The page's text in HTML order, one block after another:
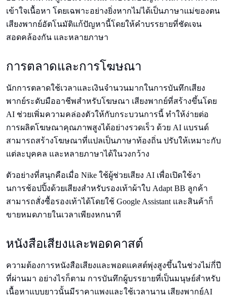
เข้าใจเนื้อหา โดยเฉพาะอย่างยิ่งหากไม่ได้เป็นภาษาแม่ของตน
เสียงพากย์อัตโนมัติแก้ปัญหานี้โดยให้คําบรรยายที่ชัดเจน
สอดคล้องกัน และหลายภาษา
การตลาดและการโฆษณา
นักการตลาดใช้เวลาและเงินจํานวนมากในการบันทึกเสียง
พากย์ระดับมืออาชีพสําหรับโฆษณา เสียงพากย์ที่สร้างขึ้นโดย
AI ช่วยเพิ่มความคล่องตัวให้กับกระบวนการนี้ ทําให้ง่ายต่อ
การผลิตโฆษณาคุณภาพสูงได้อย่างรวดเร็ว ด้วย AI แบรนด์
สามารถสร้างโฆษณาที่แปลเป็นภาษาท้องถิ่น ปรับให้เหมาะกับ
แต่ละบุคคล และหลายภาษาได้ในวงกว้าง
ตัวอย่างที่สนุกคือเมื่อ Nike ใช้ผู้ช่วยเสียง AI เพื่อเปิดใช้งา
นการช้อปปิ้งด้วยเสียงสําหรับรองเท้าผ้าใบ Adapt BB ลูกค้า
สามารถสั่งซื้อรองเท้าได้โดยใช้ Google Assistant และสินค้าก็
ขายหมดภายในเวลาเพียงหกนาที
หนังสือเสียงและพอดคาสต์
ความต้องการหนังสือเสียงและพอดแคสต์พุ่งสูงขึ้นในช่วงไม่กี่ปี
ที่ผ่านมา อย่างไรก็ตาม การบันทึกผู้บรรยายที่เป็นมนุษย์สําหรับ
เนื้อหาแบบยาวนั้นมีราคาแพงและใช้เวลานาน เสียงพากย์AI